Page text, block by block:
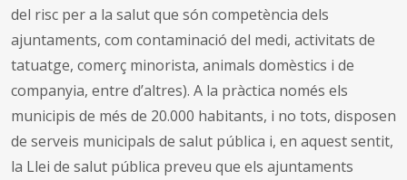
del risc per a la salut que són competència dels
ajuntaments, com contaminació del medi, activitats de
tatuatge, comerç minorista, animals domèstics i de
companyia, entre d’altres). A la pràctica només els
municipis de més de 20.000 habitants, i no tots, disposen
de serveis municipals de salut pública i, en aquest sentit,
la Llei de salut pública preveu que els ajuntaments